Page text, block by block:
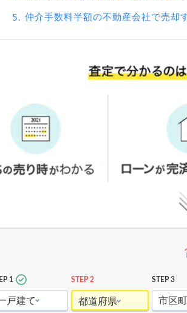
5. 仲介手数料半額の不動産会社で売却
1
戸建て
STEP 2
都道府県
STEP 3
市区